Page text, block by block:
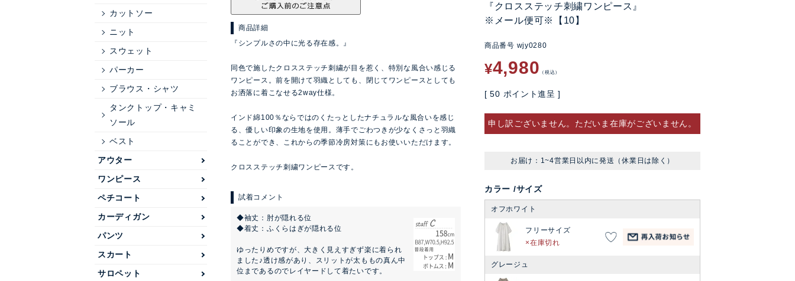
カットソー
ニット
スウェット
パーカー
ブラウス・シャツ
タンクトップ・キャミ
ソール
ベスト
アウター
ワンピース
ペチコート
カーディガン
パンツ
スカート
サロペット
『クロスステッチ刺繍ワンピース』
※メール便可※【10】
商品番号 wjy0280
¥4,980 税込
[ 50 ポイント進呈 ]
申し訳ございません。ただいま在庫がございません。
お届け：1~4営業日以内に発送（休業日は除く）
カラー サイズ
オフホワイト
フリーサイズ
在庫切れ
グレージュ
商品詳細
『シンプルさの中に光る存在感。』
同色で施したクロスステッチ刺繍が目を惹く、特別な風合い感じる
ワンピース。前を開けて羽織としても、閉じてワンピースとしても
お洒落に着こなせる2way仕様。
インド綿100％ならではのくたっとしたナチュラルな風合いを感じ
る、優しい印象の生地を使用。薄手でごわつきが少なくさっと羽織
ることができ、これからの季節冷房対策にもお使いいただけます。
クロスステッチ刺繍ワンピースです。
◆袖丈：肘が隠れる位
◆着丈：ふくらはぎが隠れる位
ゆったりめですが、大きく見えすぎず楽に着られ
ました♪透け感があり、スリットが太ももの真ん中
位まであるのでレイヤードして着たいです。